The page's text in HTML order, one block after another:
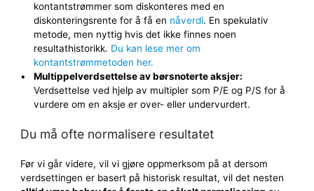
kontantstrømmer som diskonteres med en
diskonteringsrente for å få en nåverdi. En spekulativ
metode, men nyttig hvis det ikke finnes noen
resultathistorikk. Du kan lese mer om
kontantstrømmetoden her.
Multippelverdsettelse av børsnoterte aksjer:
Verdsettelse ved hjelp av multipler som P/E og P/S for å
vurdere om en aksje er over- eller undervurdert.
Du må ofte normalisere resultatet
Før vi går videre, vil vi gjøre oppmerksom på at dersom
verdsettingen er basert på historisk resultat, vil det nesten